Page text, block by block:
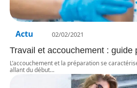
Actu 02/02/2021
Travail et accouchement : guide
L’accouchement et la préparation se
allant du début…